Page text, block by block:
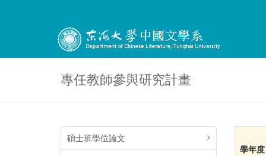
專任教師參與研究計畫
碩士班學位論文
學年度